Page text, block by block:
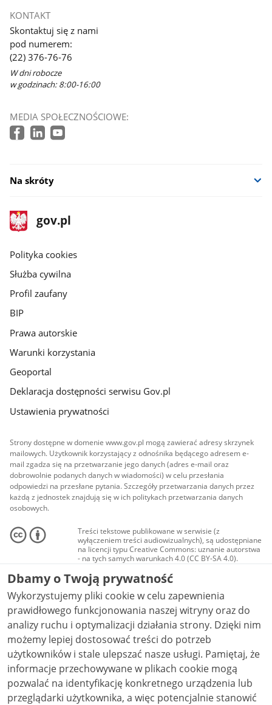
KONTAKT
Skontaktuj się z nami
pod numerem:
(22) 376-76-76
W dni robocze
w godzinach: 8:00-16:00
MEDIA SPOŁECZNOŚCIOWE:
Na skróty
stopka
gov.pl
Strona
gov.pl
gov.pl
Polityka cookies
Służba cywilna
Profil zaufany
BIP
Prawa autorskie
Warunki korzystania
Geoportal
Deklaracja dostępności serwisu Gov.pl
Ustawienia prywatności
Strony dostępne w domenie www.gov.pl mogą zawierać adresy skrzynek
mailowych. Użytkownik korzystający z odnośnika będącego adresem e-
mail zgadza się na przetwarzanie jego danych (adres e-mail oraz
dobrowolnie podanych danych w wiadomości) w celu przesłania
odpowiedzi na przesłane pytania. Szczegóły przetwarzania danych przez
każdą z jednostek znajdują się w ich politykach przetwarzania danych
osobowych.
Treści tekstowe publikowane w serwisie (z
wyłączeniem treści audiowizualnych), są udostępniane
na licencji typu Creative Commons: uznanie autorstwa
- na tych samych warunkach 4.0 (CC BY-SA 4.0).
Materiały audiowizualne, w tym zdjęcia, materiały
audio i wideo, są udostępniane na licencji typu
Creative Commons: uznanie autorstwa użycie
niekomercyjne - bez utworów zależnych 4.0 (CC BY-
NC-ND 4.0), o ile nie jest to stwierdzone inaczej.
Dbamy o Twoją prywatność
Wykorzystujemy pliki cookie w celu zapewnienia
prawidłowego funkcjonowania naszej witryny oraz do
analizy ruchu i optymalizacji działania strony. Dzięki nim
możemy lepiej dostosować treści do potrzeb
użytkowników i stale ulepszać nasze usługi. Pamiętaj, że
informacje przechowywane w plikach cookie mogą
pozwalać na identyfikację konkretnego urządzenia lub
przeglądarki użytkownika, a więc potencjalnie stanowić